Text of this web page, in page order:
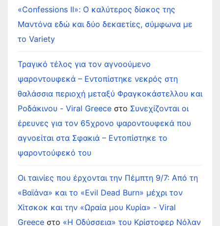
«Confessions II»: Ο καλύτερος δίσκος της
Μαντόνα εδώ και δύο δεκαετίες, σύμφωνα με
το Variety
Τραγικό τέλος για τον αγνοούμενο
ψαροντουφεκά – Εντοπίστηκε νεκρός στη
θαλάσσια περιοχή μεταξύ Φραγκοκάστελλου και
Ροδάκινου - Viral Greece στο Συνεχίζονται οι
έρευνες για τον 65χρονο ψαροντουφεκά που
αγνοείται στα Σφακιά – Εντοπίστηκε το
ψαροντούφεκό του
Οι ταινίες που έρχονται την Πέμπτη 9/7: Από τη
«Βαϊάνα» και το «Evil Dead Burn» μέχρι τον
Χίτσκοκ και την «Ωραία μου Κυρία» - Viral
Greece στο «Η Οδύσσεια» του Κρίστοφερ Νόλαν